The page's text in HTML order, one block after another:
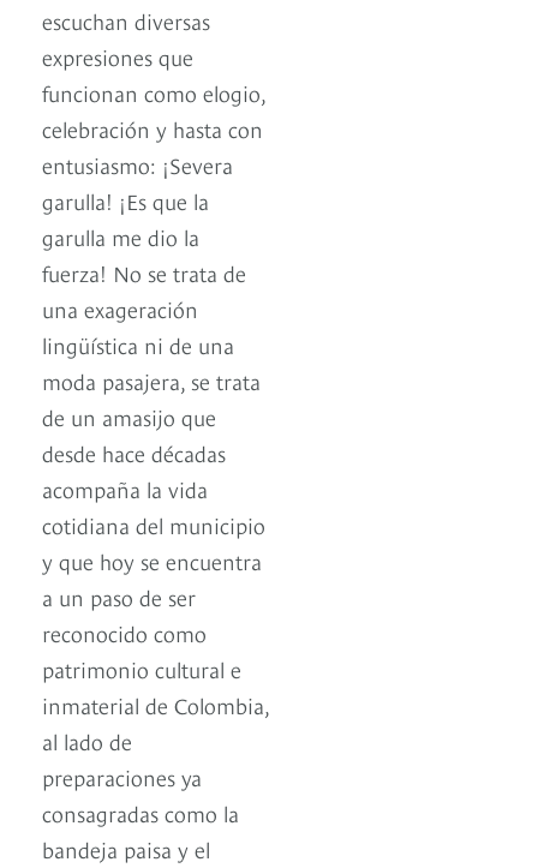
escuchan diversas
expresiones que
funcionan como elogio,
celebración y hasta con
entusiasmo: ¡Severa
garulla! ¡Es que la
garulla me dio la
fuerza! No se trata de
una exageración
lingüística ni de una
moda pasajera, se trata
de un amasijo que
desde hace décadas
acompaña la vida
cotidiana del municipio
y que hoy se encuentra
a un paso de ser
reconocido como
patrimonio cultural e
inmaterial de Colombia,
al lado de
preparaciones ya
consagradas como la
bandeja paisa y el